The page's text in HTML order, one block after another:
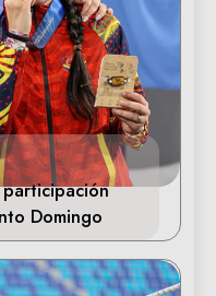
Domingo